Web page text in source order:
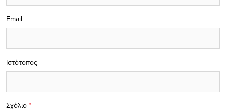
Σχόλιο *
Email
Ιστότοπος